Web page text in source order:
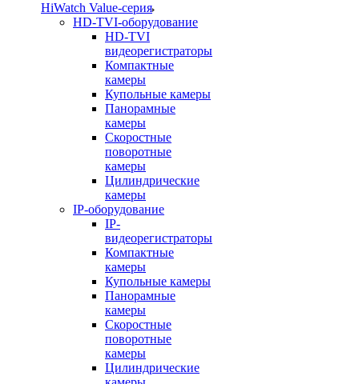
HiWatch Value-серия
HD-TVI-оборудование
HD-TVI
видеорегистраторы
Компактные
камеры
Купольные камеры
Панорамные
камеры
Скоростные
поворотные
камеры
Цилиндрические
камеры
IP-оборудование
IP-
видеорегистраторы
Компактные
камеры
Купольные камеры
Панорамные
камеры
Скоростные
поворотные
камеры
Цилиндрические